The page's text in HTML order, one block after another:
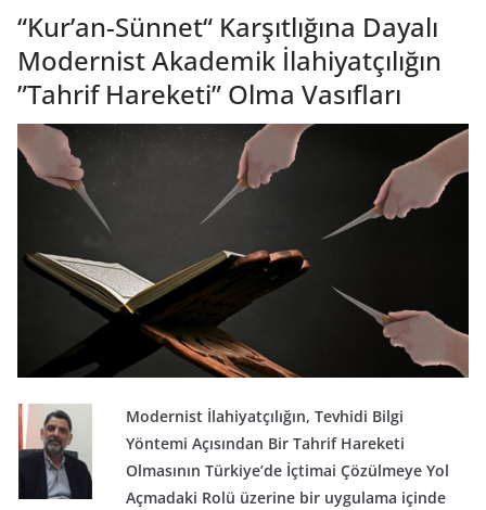
“Kur’an-Sünnet“ Karşıtlığına Dayalı
Modernist Akademik İlahiyatçılığın
”Tahrif Hareketi” Olma Vasıfları
Modernist İlahiyatçılığın, Tevhidi Bilgi
Yöntemi Açısından Bir Tahrif Hareketi
Olmasının Türkiye’de İçtimai Çözülmeye Yol
Açmadaki Rolü üzerine bir uygulama içinde